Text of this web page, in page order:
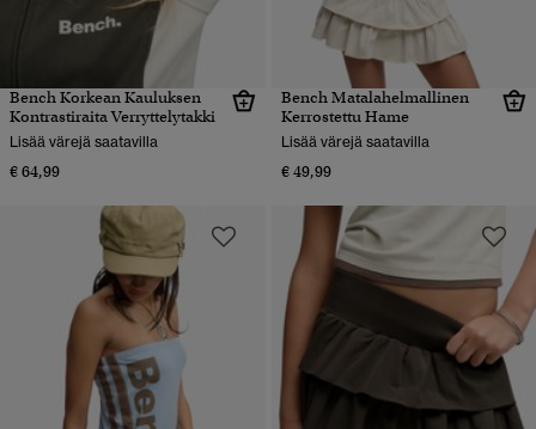
Bench Korkean Kauluksen
Kontrastiraita Verryttelytakki
Lisää värejä saatavilla
€ 64,99
Bench Matalahelmallinen
Kerrostettu Hame
Lisää värejä saatavilla
€ 49,99